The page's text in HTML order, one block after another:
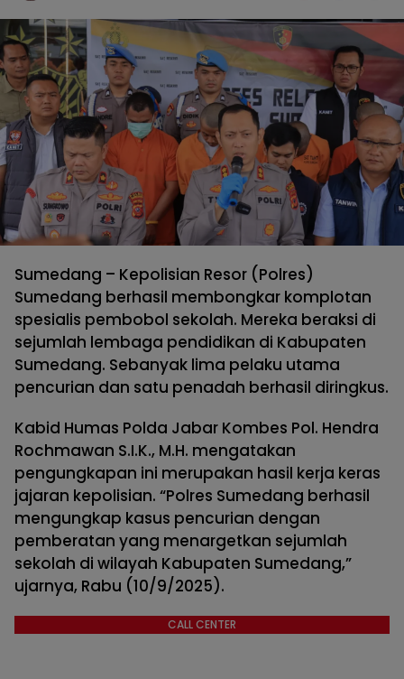
Sumedang – Kepolisian Resor (Polres)
Sumedang berhasil membongkar komplotan
spesialis pembobol sekolah. Mereka beraksi di
sejumlah lembaga pendidikan di Kabupaten
Sumedang. Sebanyak lima pelaku utama
pencurian dan satu penadah berhasil diringkus.
Kabid Humas Polda Jabar Kombes Pol. Hendra
Rochmawan S.I.K., M.H. mengatakan
pengungkapan ini merupakan hasil kerja keras
jajaran kepolisian. “Polres Sumedang berhasil
mengungkap kasus pencurian dengan
pemberatan yang menargetkan sejumlah
sekolah di wilayah Kabupaten Sumedang,”
ujarnya, Rabu (10/9/2025).
CALL CENTER